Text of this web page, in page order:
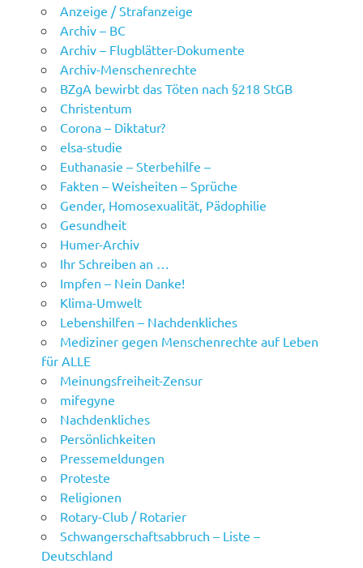
Anzeige / Strafanzeige
Archiv – BC
Archiv – Flugblätter-Dokumente
Archiv-Menschenrechte
BZgA bewirbt das Töten nach §218 StGB
Christentum
Corona – Diktatur?
elsa-studie
Euthanasie – Sterbehilfe –
Fakten – Weisheiten – Sprüche
Gender, Homosexualität, Pädophilie
Gesundheit
Humer-Archiv
Ihr Schreiben an …
Impfen – Nein Danke!
Klima-Umwelt
Lebenshilfen – Nachdenkliches
Mediziner gegen Menschenrechte auf Leben
für ALLE
Meinungsfreiheit-Zensur
mifegyne
Nachdenkliches
Persönlichkeiten
Pressemeldungen
Proteste
Religionen
Rotary-Club / Rotarier
Schwangerschaftsabbruch – Liste –
Deutschland